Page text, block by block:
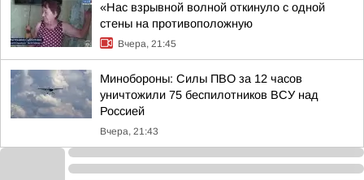
«Нас взрывной волной откинуло с одной
стены на противоположную
Вчера, 21:45
Минобороны: Силы ПВО за 12 часов
уничтожили 75 беспилотников ВСУ над
Россией
Вчера, 21:43